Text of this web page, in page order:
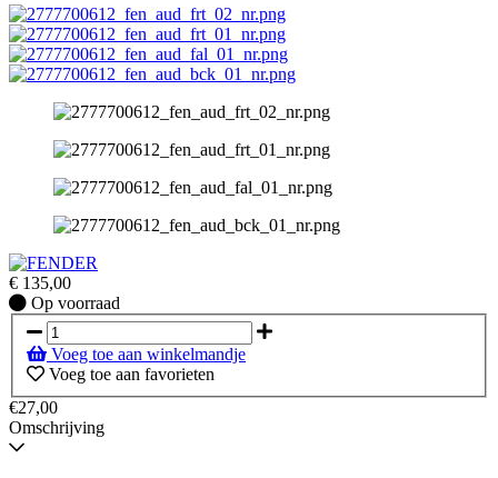
€ 135,00
Op
voorraad
Op voorraad
Voeg toe aan winkelmandje
Voeg toe aan favorieten
€27,00
Omschrijving